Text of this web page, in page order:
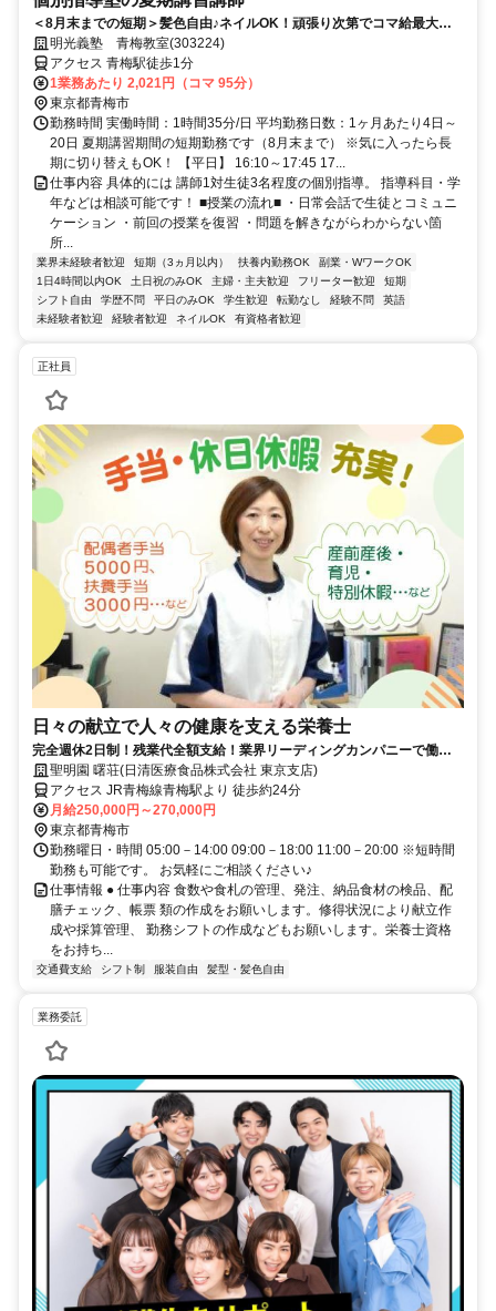
＜8月末までの短期＞髪色自由♪ネイルOK！頑張り次第でコマ給最大
3000円！得意科目で先生デビュー！未経験が活躍中の塾講師◎週１回～
OK（シフト自由）
明光義塾 青梅教室(303224)
アクセス 青梅駅徒歩1分
1業務あたり 2,021円（コマ 95分）
東京都青梅市
勤務時間 実働時間：1時間35分/日 平均勤務日数：1ヶ月あたり4日～
20日 夏期講習期間の短期勤務です（8月末まで） ※気に入ったら長
期に切り替えもOK！ 【平日】 16:10～17:45 17...
仕事内容 具体的には 講師1対生徒3名程度の個別指導。 指導科目・学
年などは相談可能です！ ■授業の流れ■ ・日常会話で生徒とコミュニ
ケーション ・前回の授業を復習 ・問題を解きながらわからない箇
所...
業界未経験者歓迎 短期（3ヵ月以内） 扶養内勤務OK
副業・WワークOK
1日4時間以内OK
土日祝のみOK 主婦・主夫歓迎 フリーター歓迎
短期
シフト自由
学歴不問 平日のみOK 学生歓迎 転勤なし 経験不問
英語
未経験者歓迎
経験者歓迎 ネイルOK 有資格者歓迎
正社員
日々の献立で人々の健康を支える栄養士
完全週休2日制！残業代全額支給！業界リーディングカンパニーで働き
ませんか？！
聖明園 曙荘(日清医療食品株式会社 東京支店)
アクセス JR青梅線青梅駅より 徒歩約24分
月給250,000円～270,000円
東京都青梅市
勤務曜日・時間 05:00－14:00 09:00－18:00 11:00－20:00 ※短時間
勤務も可能です。 お気軽にご相談ください♪
仕事情報 ● 仕事内容 食数や食札の管理、発注、納品食材の検品、配
膳チェック、帳票 類の作成をお願いします。修得状況により献立作
成や採算管理、 勤務シフトの作成などもお願いします。栄養士資格
をお持ち...
交通費支給 シフト制 服装自由 髪型・髪色自由
業務委託